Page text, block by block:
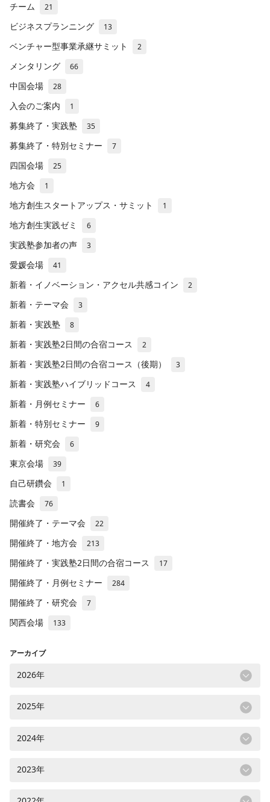
チーム 21
ビジネスプランニング 13
ベンチャー型事業承継サミット 2
メンタリング 66
中国会場 28
入会のご案内 1
募集終了・実践塾 35
募集終了・特別セミナー 7
四国会場 25
地方会 1
地方創生スタートアップス・サミット 1
地方創生実践ゼミ 6
実践塾参加者の声 3
愛媛会場 41
新着・イノベーション・アクセル共感コイン 2
新着・テーマ会 3
新着・実践塾 8
新着・実践塾2日間の合宿コース 2
新着・実践塾2日間の合宿コース（後期） 3
新着・実践塾ハイブリッドコース 4
新着・月例セミナー 6
新着・特別セミナー 9
新着・研究会 6
東京会場 39
自己研鑽会 1
読書会 76
開催終了・テーマ会 22
開催終了・地方会 213
開催終了・実践塾2日間の合宿コース 17
開催終了・月例セミナー 284
開催終了・研究会 7
関西会場 133
アーカイブ
2026年
2025年
2024年
2023年